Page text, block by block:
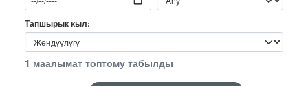
Тапшырык кыл
1 маалымат топтому табылды